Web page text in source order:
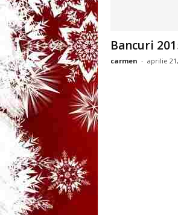
Bancuri
carmen - aprilie